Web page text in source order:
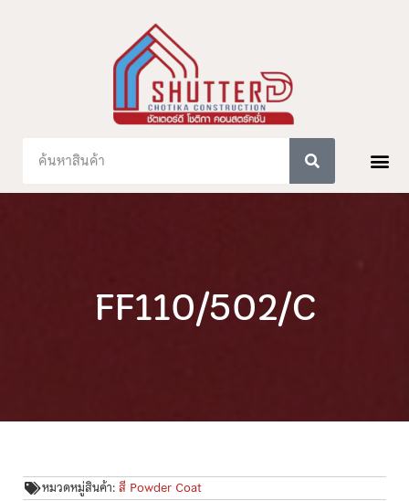
FF110/502/C
หมวดหมู่สินค้า:สี Powder Coat